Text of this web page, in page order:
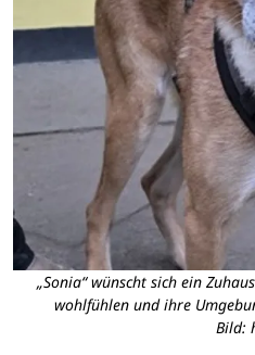
„Sonia“ wünscht sich ein
wohlfühlen und ihre
Bild: